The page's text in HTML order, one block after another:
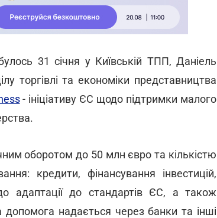
31 січня у Київській ТПП, Даніель
торгівлі та економіки представництва
- ініціативу ЄС щодо підтримки малого
оборотом до 50 млн євро та кількістю
кредити, фінансування інвестицій,
адаптації до стандартів ЄС, а також
допомога надається через банки та інші